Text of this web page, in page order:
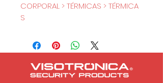
CORPORAL > TÉRMICAS > TÉRMICA
S